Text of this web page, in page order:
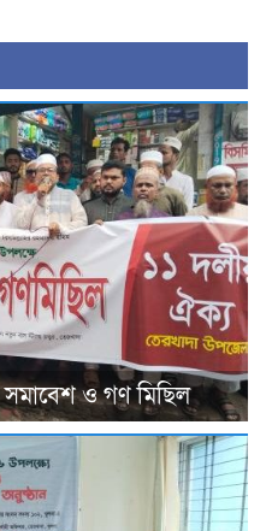
ও গণ মিছিল